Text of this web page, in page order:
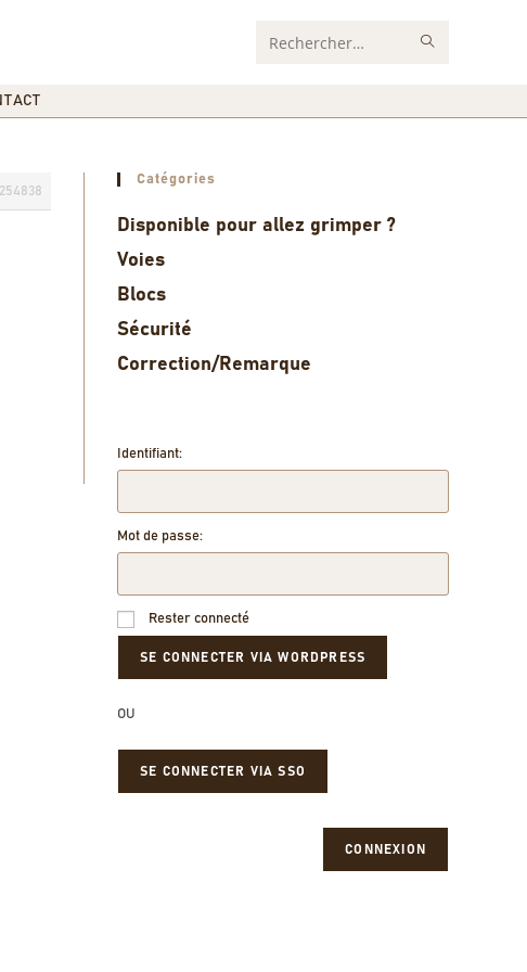
Rechercher
Catégories
Disponible pour allez grimper ?
Voies
Blocs
Sécurité
Correction/Remarque
Identifiant:
Mot de passe:
Rester connecté
OU
SE CONNECTER VIA SSO
CONNEXION